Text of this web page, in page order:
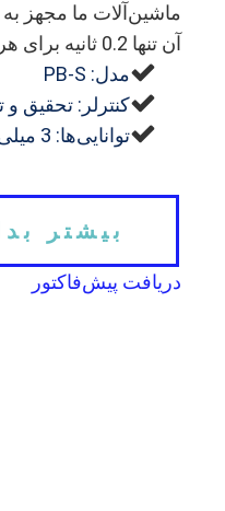
آن تنها 0.2 ثانیه برای هر خم، بهره‌وری را به طور قابل توجهی افزایش داده و به کاهش هزینه‌های نیروی کار کمک می‌کند.
مدل: PB-S
کنترلر: تحقیق
توانایی‌ها: 3 میلی‌متر * 2500 میلی‌متر
بیشتر
دریافت پیش‌فاکتور